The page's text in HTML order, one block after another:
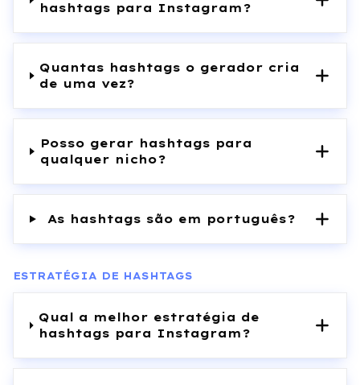
hashtags para Instagram?
Quantas hashtags o gerador cria
de uma vez?
Posso gerar hashtags para
qualquer nicho?
As hashtags são em português?
ESTRATÉGIA DE HASHTAGS
Qual a melhor estratégia de
hashtags para Instagram?